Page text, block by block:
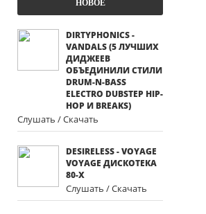
НОВОЕ
DIRTYPHONICS -
VANDALS (5 ЛУЧШИХ
ДИДЖЕЕВ
ОБЪЕДИНИЛИ СТИЛИ
DRUM-N-BASS
ELECTRO DUBSTEP HIP-
HOP И BREAKS)
Слушать / Скачать
DESIRELESS - VOYAGE
VOYAGE ДИСКОТЕКА
80-Х
Слушать / Скачать